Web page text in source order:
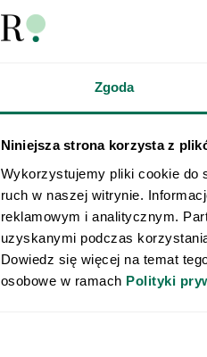
Zgoda
Niniejsza strona korzysta z
Wykorzystujemy pliki cookie do
ruch w naszej witrynie.
reklamowym i analitycznym.
uzyskanymi podczas
Dowiedz się więcej na temat
osobowe w ramach Polityki